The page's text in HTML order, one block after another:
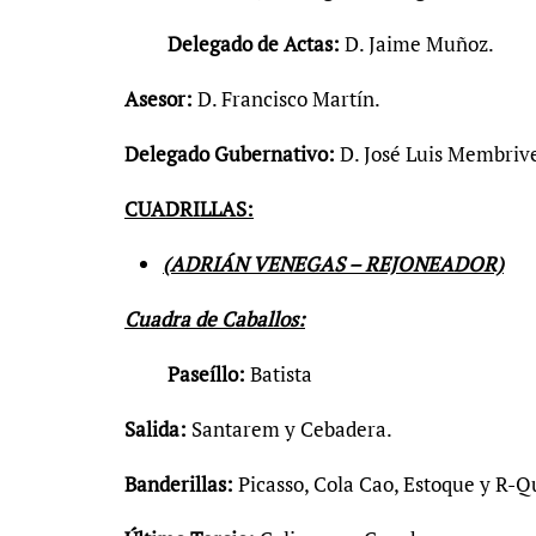
Delegado de Actas: D. Jaime Muñoz.
Asesor: D. Francisco Martín.
Delegado Gubernativo: D. José Luis
CUADRILLAS:
(ADRIÁN VENEGAS – REJONEADOR)
Cuadra de Caballos:
Paseíllo: Batista
Salida: Santarem y Cebadera.
Banderillas: Picasso, Cola Cao, Estoque y R-